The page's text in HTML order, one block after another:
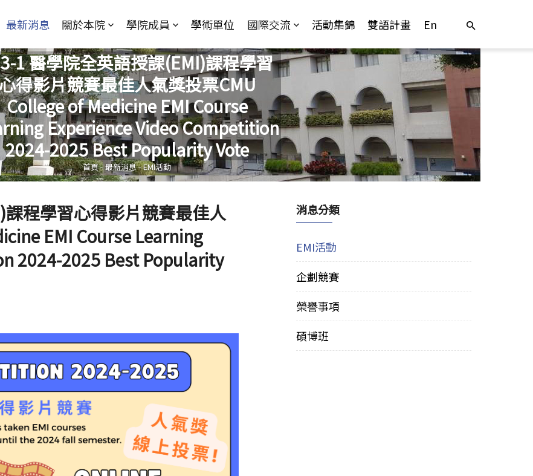
最新消息 關於本院 學院成員 學術單位 國際交流 活動集錦 雙語計畫 En
1 醫學院全英語授課(EMI)課程學習
得影片競賽最佳人氣獎投票CMU
College of Medicine EMI Course
Experience Video Competition
2024-2025 Best Popularity Vote
您在這裡
首頁-最新消息-EMI活動
程學習心得影片競賽最佳人
EMI Course Learning
2024-2025 Best Popularity
消息分類
EMI活動
企劃競賽
榮譽事項
碩博班